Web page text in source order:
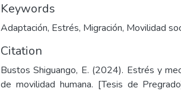
Keywords
Adaptación, Estrés, Migración, Movilidad
Citation
Bustos Shiguango, E. (2024). Estrés y
de movilidad humana. [Tesis de